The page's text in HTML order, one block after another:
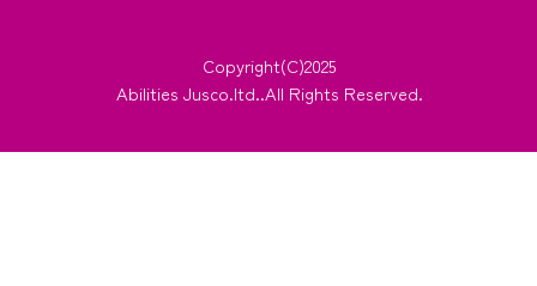
Copyright(C)2025
Abilities Jusco.ltd..All Rights Reserved.